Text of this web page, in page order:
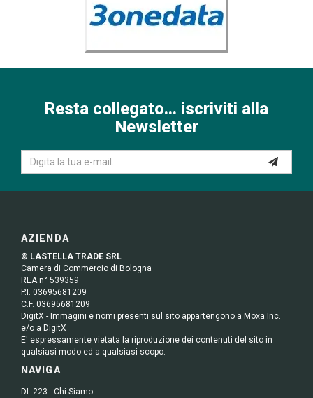
Resta collegato... iscriviti alla
Newsletter
AZIENDA
© LASTELLA TRADE SRL
Camera di Commercio di Bologna
REA n° 539359
P.I. 03695681209
C.F. 03695681209
DigitX - Immagini e nomi presenti sul sito appartengono a Moxa Inc.
e/o a DigitX
E' espressamente vietata la riproduzione dei contenuti del sito in
qualsiasi modo ed a qualsiasi scopo.
NAVIGA
DL 223 - Chi Siamo